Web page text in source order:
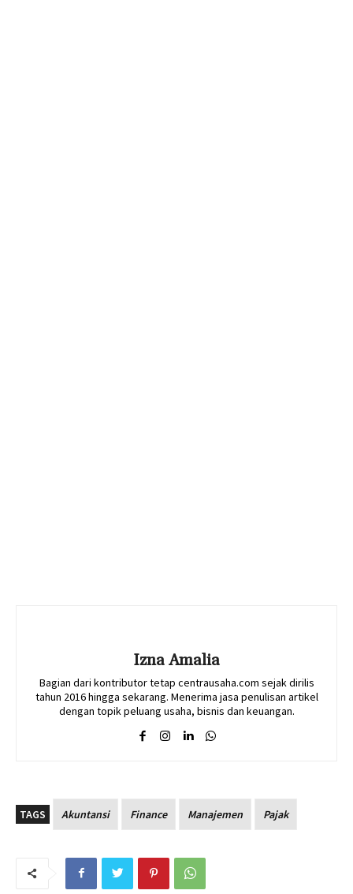
Izna Amalia
Bagian dari kontributor tetap centrausaha.com sejak dirilis
tahun 2016 hingga sekarang. Menerima jasa penulisan artikel
dengan topik peluang usaha, bisnis dan keuangan.
TAGS Akuntansi Finance Manajemen Pajak